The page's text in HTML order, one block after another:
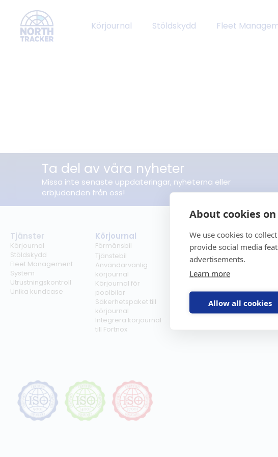
About cookies
We use cookies to
provide social media
advertisements.
Learn more
Allow all cookies
Körjournal Stöldskydd Fleet
Ta del av våra nyheter
Missa inte senaste uppdateringar, nyheterna eller
erbjudanden från oss!
Tjänster
Körjournal
Stöldskydd
Fleet Management
System
Utrustningskontroll
Unika kundcase
Körjournal
Förmånsbil
Tjänstebil
Användarvänlig
körjournal
Körjournal för
poolbilar
Säkerhetspaket till
körjournal
Integrera körjournal
till Fortnox
Regelverk
Milersättning
Regler för tjänstebil
Regler för
förmånsbil